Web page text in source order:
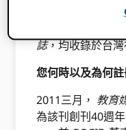
經驗。 我目前也
誌，均收錄於台
您何時以及為何
2011三月， 教育
為該刊創刊40週